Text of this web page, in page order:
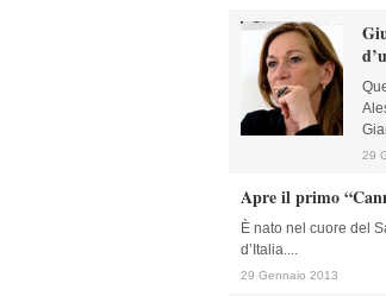
29
Apre il primo
È nato nel cuore del
d’Italia....
29 Gennaio 2013